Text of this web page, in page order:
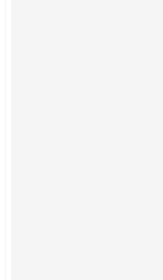
За 2000 кілометрів від
Єкатеринбурзі після атаки